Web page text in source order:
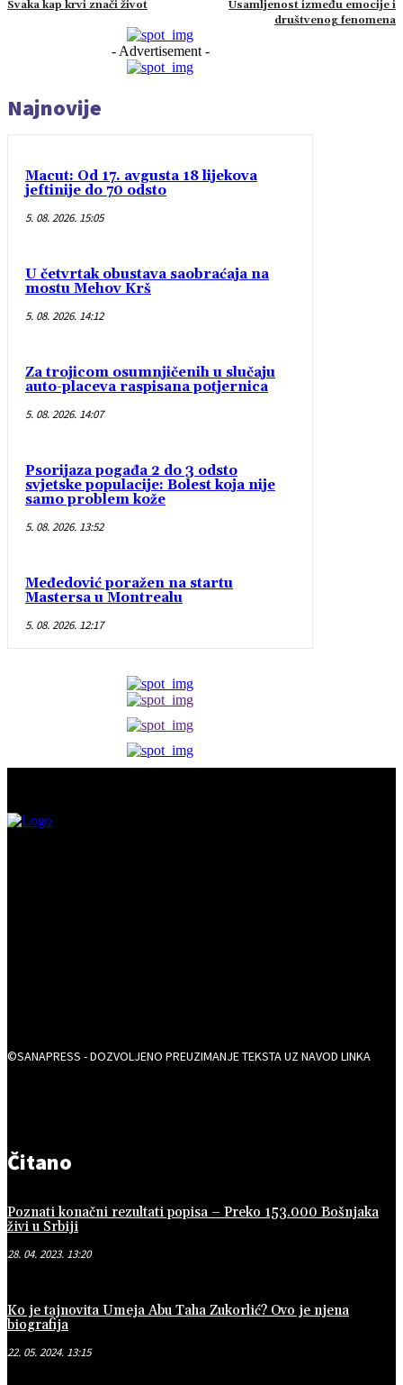
Svaka kap krvi znači život
Usamljenost između emocije i
društvenog fenomena
- Advertisement -
Najnovije
Macut: Od 17. avgusta 18 lijekova
jeftinije do 70 odsto
5. 08. 2026. 15:05
U četvrtak obustava saobraćaja na
mostu Mehov Krš
5. 08. 2026. 14:12
Za trojicom osumnjičenih u slučaju
auto-placeva raspisana potjernica
5. 08. 2026. 14:07
Psorijaza pogađa 2 do 3 odsto
svjetske populacije: Bolest koja nije
samo problem kože
5. 08. 2026. 13:52
Međedović poražen na startu
Mastersa u Montrealu
5. 08. 2026. 12:17
©SANAPRESS - DOZVOLJENO PREUZIMANJE TEKSTA UZ NAVOD LINKA
Čitano
Poznati konačni rezultati popisa – Preko 153.000 Bošnjaka
živi u Srbiji
28. 04. 2023. 13:20
Ko je tajnovita Umeja Abu Taha Zukorlić? Ovo je njena
biografija
22. 05. 2024. 13:15